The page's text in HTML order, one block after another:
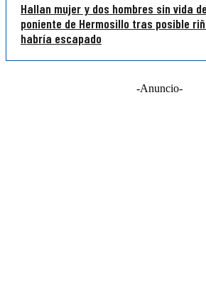
Hallan mujer y dos hombres sin vida
poniente de Hermosillo tras posible
habría escapado
-Anuncio-